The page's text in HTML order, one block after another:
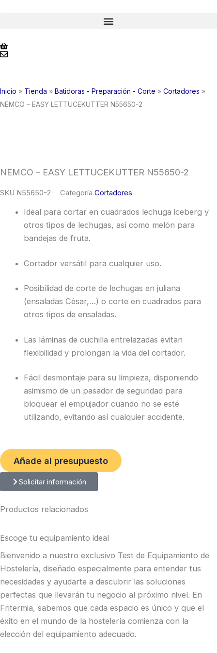
Inicio » Tienda » Batidoras - Preparación - Corte » Cortadores »
NEMCO – EASY LETTUCEKUTTER N55650-2
NEMCO – EASY LETTUCEKUTTER N55650-2
SKU N55650-2 Categoría Cortadores
Ideal para cortar en cuadrados lechuga iceberg y
otros tipos de lechugas, así como melón para
bandejas de fruta.
Cortador versátil para cualquier uso.
Posibilidad de corte de lechugas en juliana
(ensaladas César,…) o corte en cuadrados para
otros tipos de ensaladas.
Las láminas de cuchilla entrelazadas evitan
flexibilidad y prolongan la vida del cortador.
Fácil desmontaje para su limpieza, disponiendo
asimismo de un pasador de seguridad para
bloquear el empujador cuando no se esté
utilizando, evitando así cualquier accidente.
Añade al presupuesto
Solicitar información
Productos relacionados
Escoge tu equipamiento ideal
Bienvenido a nuestro exclusivo Test de Equipamiento de
Hostelería, diseñado especialmente para entender tus
necesidades y ayudarte a descubrir las soluciones
perfectas que llevarán tu negocio al próximo nivel. En
Fritermia, sabemos que cada espacio es único y que el
éxito en el mundo de la hostelería comienza con la
elección del equipamiento adecuado.